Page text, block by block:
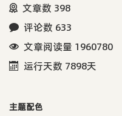
文章数 398
评论数 633
文章阅读量 1960780
运行天数 7898天
主题配色